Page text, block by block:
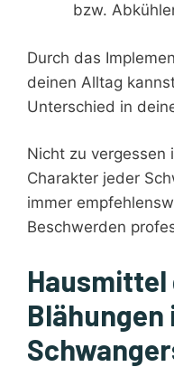
bzw.
Durch das
deinen Alltag
Unterschied in
Nicht zu vergessen
Charakter jeder
immer
Beschwerden
Hausmittel
Blähungen